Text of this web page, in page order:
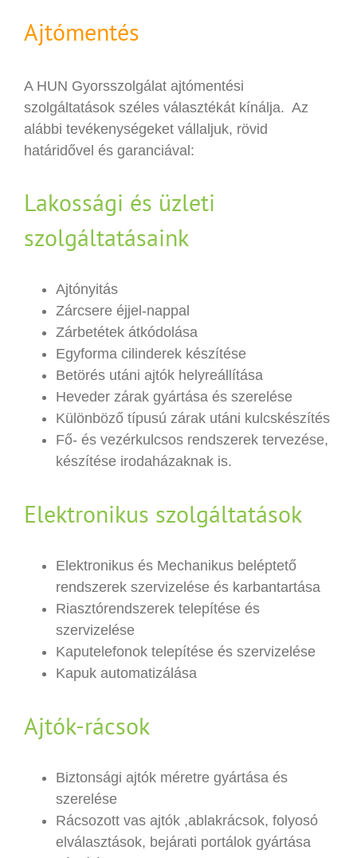
Ajtómentés
A HUN Gyorsszolgálat ajtómentési
szolgáltatások széles választékát kínálja. Az
alábbi tevékenységeket vállaljuk, rövid
határidővel és garanciával:
Lakossági és üzleti
szolgáltatásaink
Ajtónyitás
Zárcsere éjjel-nappal
Zárbetétek átkódolása
Egyforma cilinderek készítése
Betörés utáni ajtók helyreállítása
Heveder zárak gyártása és szerelése
Különböző típusú zárak utáni kulcskészítés
Fő- és vezérkulcsos rendszerek tervezése,
készítése irodaházaknak is.
Elektronikus szolgáltatások
Elektronikus és Mechanikus beléptető
rendszerek szervizelése és karbantartása
Riasztórendszerek telepítése és
szervizelése
Kaputelefonok telepítése és szervizelése
Kapuk automatizálása
Ajtók-rácsok
Biztonsági ajtók méretre gyártása és
szerelése
Rácsozott vas ajtók ,ablakrácsok, folyosó
elválasztások, bejárati portálok gyártása